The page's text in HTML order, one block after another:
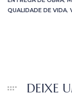
QUALIDADE DE VIDA,
DEIXE